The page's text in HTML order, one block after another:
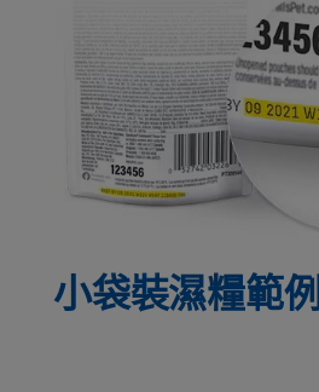
小袋裝濕糧範例